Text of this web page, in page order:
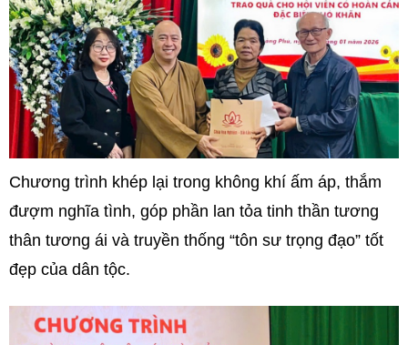
Chương trình khép lại trong không khí ấm áp, thắm
đượm nghĩa tình, góp phần lan tỏa tinh thần tương
thân tương ái và truyền thống “tôn sư trọng đạo” tốt
đẹp của dân tộc.